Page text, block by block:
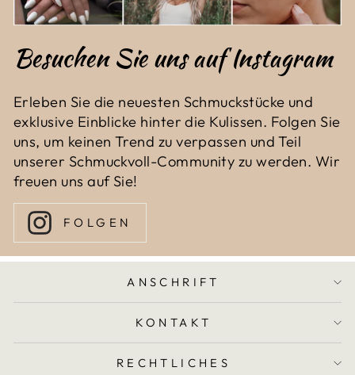
Besuchen Sie uns auf Instagram
Erleben Sie die neuesten Schmuckstücke und
exklusive Einblicke hinter die Kulissen. Folgen Sie
uns, um keinen Trend zu verpassen und Teil
unserer Schmuckvoll-Community zu werden. Wir
freuen uns auf Sie!
FOLGEN
ANSCHRIFT
KONTAKT
RECHTLICHES